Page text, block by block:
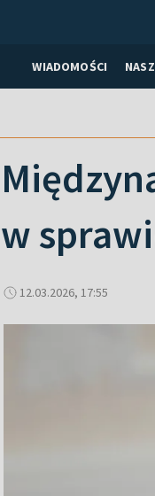
WIADOMOŚCI
w
12.03.2026, 17:55